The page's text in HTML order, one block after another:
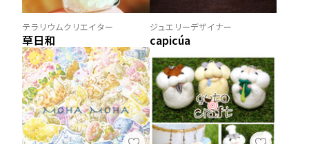
テラリウムクリエイター
草日和
ジュエリーデザイナー
capicúa